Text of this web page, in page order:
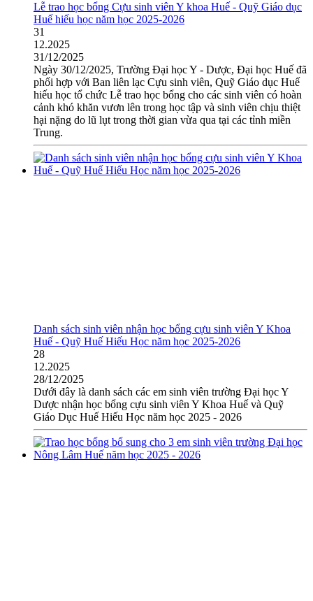
Lễ trao học bổng Cựu sinh viên Y khoa Huế - Quỹ Giáo dục
Huế hiếu học năm học 2025-2026
31
12.2025
31/12/2025
Ngày 30/12/2025, Trường Đại học Y - Dược, Đại học Huế đã
phối hợp với Ban liên lạc Cựu sinh viên, Quỹ Giáo dục Huế
hiếu học tổ chức Lễ trao học bổng cho các sinh viên có hoàn
cảnh khó khăn vươn lên trong học tập và sinh viên chịu thiệt
hại nặng do lũ lụt trong thời gian vừa qua tại các tỉnh miền
Trung.
Danh sách sinh viên nhận học bổng cựu sinh viên Y Khoa
Huế - Quỹ Huế Hiếu Học năm học 2025-2026
28
12.2025
28/12/2025
Dưới đây là danh sách các em sinh viên trường Đại học Y
Dược nhận học bổng cựu sinh viên Y Khoa Huế và Quỹ
Giáo Dục Huế Hiếu Học năm học 2025 - 2026